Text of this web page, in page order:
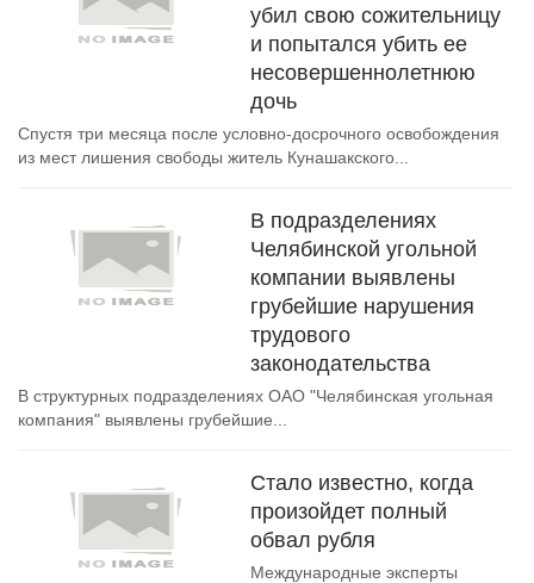
убил свою сожительницу
и попытался убить ее
несовершеннолетнюю
дочь
Спустя три месяца после условно-досрочного освобождения
из мест лишения свободы житель Кунашакского...
В подразделениях
Челябинской угольной
компании выявлены
грубейшие нарушения
трудового
законодательства
В структурных подразделениях ОАО "Челябинская угольная
компания" выявлены грубейшие...
Стало известно, когда
произойдет полный
обвал рубля
Международные эксперты